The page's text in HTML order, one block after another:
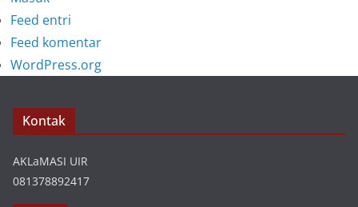
Feed entri
Feed komentar
WordPress.org
Kontak
AKLaMASI UIR
081378892417